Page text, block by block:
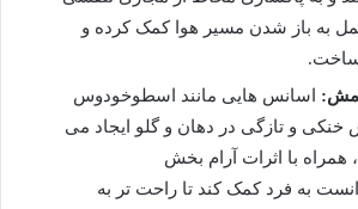
به باز شدن مسیر هوا کمک کرده و
ساخت.
اسانس هایی مانند اسطوخودوس
خنکی و تازگی در دهان و گلو ایجاد می
با اثرات آرام بخش
به فرد کمک کند تا راحت تر به